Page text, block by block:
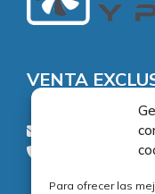
Para ofrecer las
VENTA
Tel.: 91 811 73